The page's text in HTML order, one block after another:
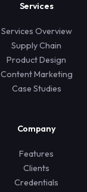
Services
Services Overview
Supply Chain
Product Design
Content Marketing
Case Studies
Company
Features
Clients
Credentials